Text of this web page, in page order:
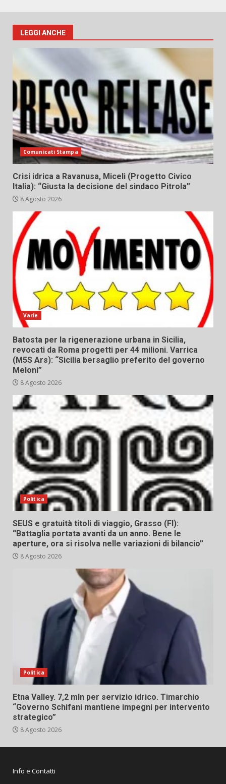
LEGGI ANCHE
Comunicati Stampa
Crisi idrica a Ravanusa, Miceli (Progetto Civico
Italia): “Giusta la decisione del sindaco Pitrola”
8 Agosto 2026
Varie
Batosta per la rigenerazione urbana in Sicilia,
revocati da Roma progetti per 44 milioni. Varrica
(M5S Ars): “Sicilia bersaglio preferito del governo
Meloni”
8 Agosto 2026
Politica
SEUS e gratuità titoli di viaggio, Grasso (FI):
“Battaglia portata avanti da un anno. Bene le
aperture, ora si risolva nelle variazioni di bilancio”
8 Agosto 2026
Politica
Etna Valley. 7,2 mln per servizio idrico. Timarchio
“Governo Schifani mantiene impegni per intervento
strategico”
8 Agosto 2026
Info e Contatti